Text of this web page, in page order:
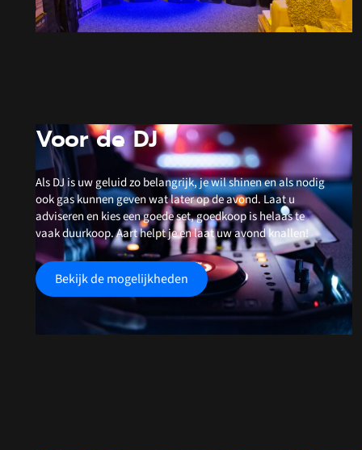
Voor de DJ
Als DJ is uw geluid zo belangrijk, je wil shinen en als nodig
ook gas kunnen geven wat later op de avond. Laat u
adviseren en kies een goede set, goedkoop is helaas te
vaak duurkoop. Aart helpt je en laat uw avond knallen!
Bekijk de mogelijkheden